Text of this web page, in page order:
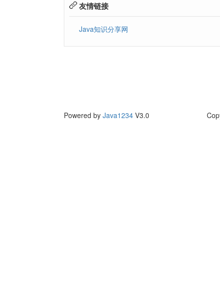
友情链接
Java知识分享网
Powered by Java1234 V3.0